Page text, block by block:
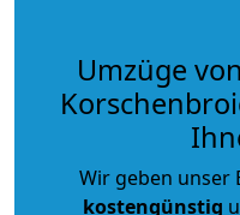
Umzüge
Wir geben unser
kostengünstig